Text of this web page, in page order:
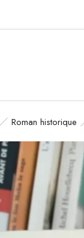
Roman historique